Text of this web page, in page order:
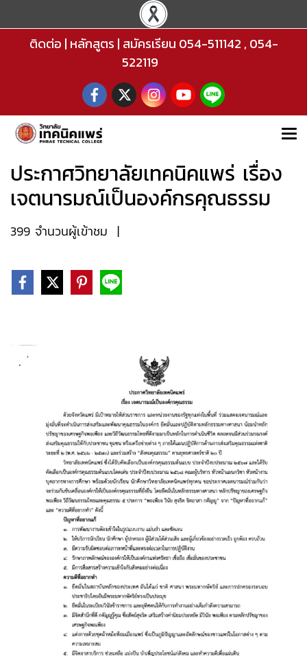
ติดต่อ | หลักสูตร | สมัครเรียน 054-511142 , 054-
522119
ประกาศวิทยาลัยเทคนิคแพร่ เรื่อง
เจตนารมณ์เป็นองค์กรคุณธรรม
399 จำนวนผู้เข้าชม |